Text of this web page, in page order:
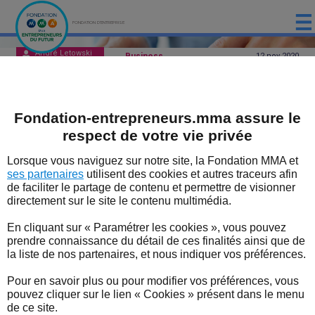
FONDATION D'ENTREPRISE
LES ÉTUDES DE LA FONDATION MMA
LES EXPERTS
LES BONNES NOUVELLES DU TERRITOIRE
L'ACTUALITÉ
André Letowski Business 12 nov2020
sein de l’E-commerce est une
réussite
Une médiation largement réussi pour les
clients des adhérents Févad à cette
⇒ Quelques données sur les transactions
en ligne
Selon les chiffres publiés par la Fevad, la
Fondation-entrepreneurs.mma assure le
respect de votre vie privée
Lorsque vous naviguez sur notre site, la Fondation MMA et
ses partenaires utilisent des cookies et autres traceurs afin
de faciliter le partage de contenu et permettre de visionner
directement sur le site le contenu multimédia.
En cliquant sur « Paramétrer les cookies », vous pouvez
prendre connaissance du détail de ces finalités ainsi que de
la liste de nos partenaires, et nous indiquer vos préférences.
Pour en savoir plus ou pour modifier vos préférences, vous
pouvez cliquer sur le lien « Cookies » présent dans le menu
de ce site.